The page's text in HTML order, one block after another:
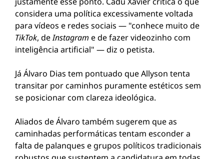
considera uma política excessivamente voltada
para vídeos e redes sociais — "conhece muito de
TikTok, deInstagram e de fazer videozinho com
inteligência artificial" — diz o petista.
Já Álvaro Dias tem pontuado que Allyson tenta
transitar por caminhos puramente estéticos sem
se posicionar com clareza ideológica.
Aliados de Álvaro também sugerem que as
caminhadas performáticas tentam esconder a
falta de palanques e grupos políticos tradicionais